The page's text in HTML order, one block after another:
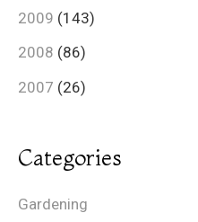
2009 (143)
2008 (86)
2007 (26)
Categories
Gardening